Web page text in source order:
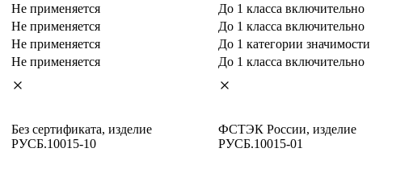
Не применяется До 1 класса включительно
Не применяется До 1 класса включительно
Не применяется До 1 категории значимости
Не применяется До 1 класса включительно
Без сертификата, изделие
РУСБ.10015-10
ФСТЭК России, изделие
РУСБ.10015-01